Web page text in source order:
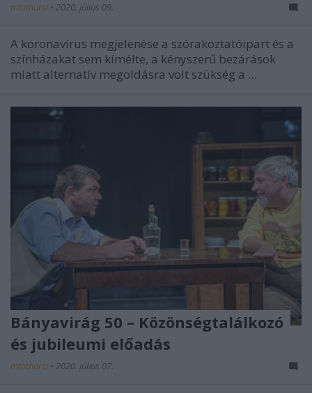
mtothorsi • 2020. július 09.
A koronavírus megjelenése a szórakoztatóipart és a
színházakat sem kímélte, a kényszerű bezárások
miatt alternatív megoldásra volt szükség a ...
Bányavirág 50 – Közönségtalálkozó
és jubileumi előadás
mtothorsi • 2020. július 07.